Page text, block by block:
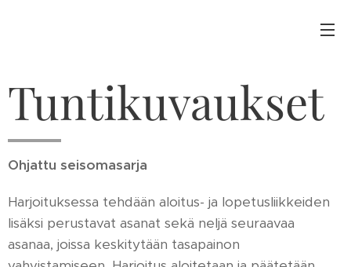
Tuntikuvaukset
Ohjattu seisomasarja
Harjoituksessa tehdään aloitus- ja lopetusliikkeiden
lisäksi perustavat asanat sekä neljä seuraavaa
asanaa, joissa keskitytään tasapainon